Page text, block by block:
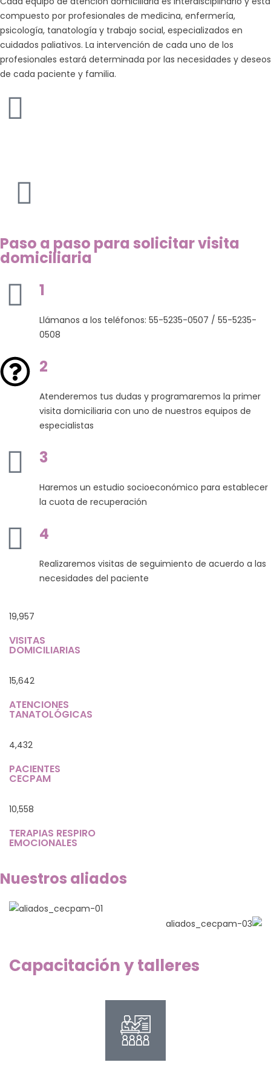
compuesto por profesionales de medicina, enfermería,
psicología, tanatología y trabajo social, especializados en
cuidados paliativos. La intervención de cada uno de los
profesionales estará determinada por las necesidades y deseos
de cada paciente y familia.
Paso a paso para solicitar visita
domiciliaria
1
Llámanos a los teléfonos: 55-5235-0507 / 55-5235-
0508
2
Atenderemos tus dudas y programaremos la primer
visita domiciliaria con uno de nuestros equipos de
especialistas
3
Haremos un estudio socioeconómico para establecer
la cuota de recuperación
4
Realizaremos visitas de seguimiento de acuerdo a las
necesidades del paciente
19,957
VISITAS
DOMICILIARIAS
15,642
ATENCIONES
TANATOLÓGICAS
4,432
PACIENTES
CECPAM
10,558
TERAPIAS RESPIRO
EMOCIONALES
Nuestros aliados
Capacitación y talleres